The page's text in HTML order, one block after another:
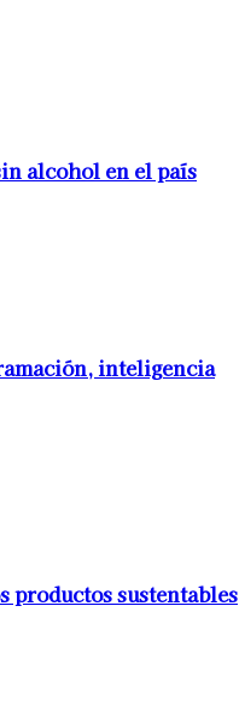
alcohol en el país
inteligencia
productos sustentables